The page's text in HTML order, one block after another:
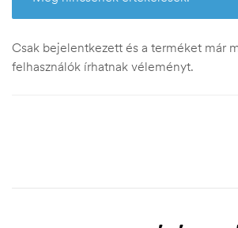
Csak bejelentkezett és a terméket már
felhasználók írhatnak véleményt.